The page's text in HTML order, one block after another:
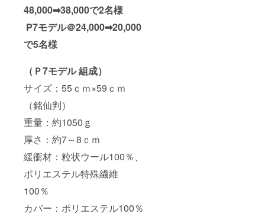
48,000➡38,000で2名様
P7モデル＠24,000➡20,000
で5名様
（Ｐ7モデル 組成）
サイズ：55ｃｍ×59ｃｍ
（銘仙判）
重量：約1050ｇ
厚さ：約7～8ｃｍ
緩衝材：粒状ウール100％、
ポリエステル特殊繊維
100％
カバー：ポリエステル100％